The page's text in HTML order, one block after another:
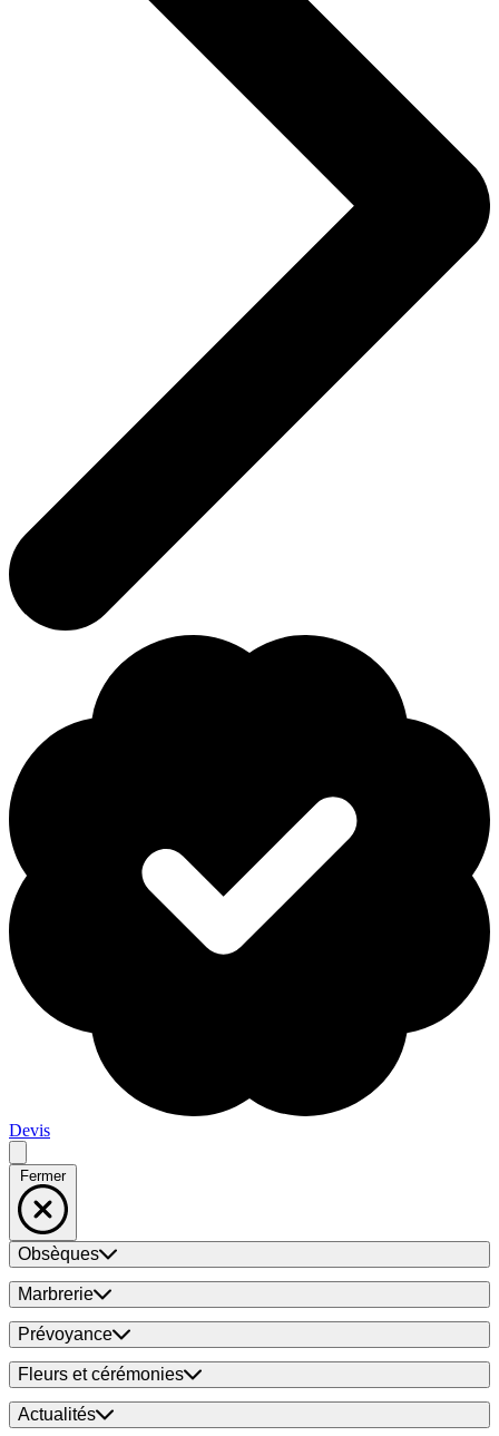
Devis
Fermer
Obsèques
Marbrerie
Prévoyance
Fleurs et cérémonies
Actualités